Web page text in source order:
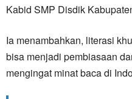
Kabid SMP Disdik
Ia menambahkan, literasi
bisa menjadi pembiasaan
mengingat minat baca di